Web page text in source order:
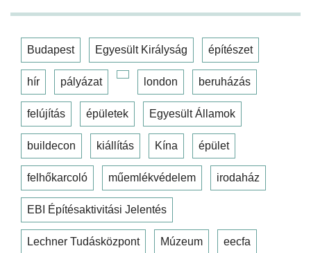
Budapest Egyesült Királyság építészet
hír pályázat london beruházás
felújítás épületek Egyesült Államok
buildecon kiállítás Kína épület
felhőkarcoló műemlékvédelem irodaház
EBI Építésaktivitási Jelentés
Lechner Tudásközpont Múzeum eecfa